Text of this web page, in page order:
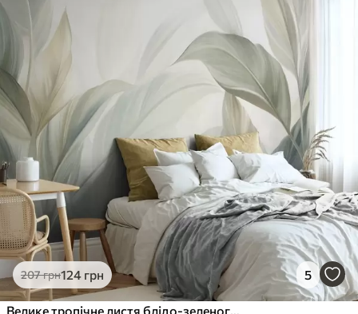
Стандарт
499 грн
Преміум
1066 640 грн/м²
Преміум Вініл
730 грн/м²
Peel and Stick
1458 875грн/м²
207грн124 грн 5